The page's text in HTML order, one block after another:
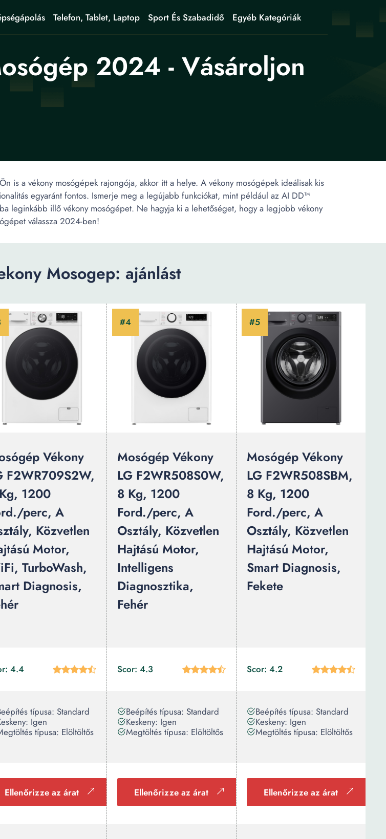
Telefon, Tablet, Laptop Sport És Szabadidő Egyéb Kategóriák
2024 - Vásároljon
is a vékony mosógépek rajongója, akkor itt a helye. A vékony mosógépek ideálisak kis
egyaránt fontos. Ismerje meg a legújabb funkciókat, mint például az AI DD™
leginkább illő vékony mosógépet. Ne hagyja ki a lehetőséget, hogy a legjobb vékony
válassza 2024-ben!
Mosogep: ajánlást
Vékony
F2WR709S2W,
1200
perc, A
Közvetlen
Motor,
TurboWash,
Diagnosis,
4.4
típusa: Standard
Igen
típusa: Elöltöltős
Ellenőrizze az árat
Mosógép Vékony
LG F2WR508S0W,
8 Kg, 1200
Ford./perc, A
Osztály, Közvetlen
Hajtású Motor,
Intelligens
Diagnosztika,
Fehér
Scor: 4.3
Beépítés típusa: Standard
Keskeny: Igen
Megtöltés típusa: Elöltöltős
Ellenőrizze az árat
Mosógép Vékony
LG F2WR508SBM,
8 Kg, 1200
Ford./perc, A
Osztály, Közvetlen
Hajtású Motor,
Smart Diagnosis,
Fekete
Scor: 4.2
Beépítés típusa: Standard
Keskeny: Igen
Megtöltés típusa: Elöltöltős
Ellenőrizze az árat